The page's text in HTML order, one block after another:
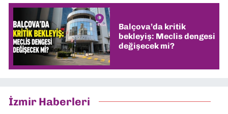
Balçova’da kritik
bekleyiş: Meclis dengesi
değişecek mi?
İzmir Haberleri